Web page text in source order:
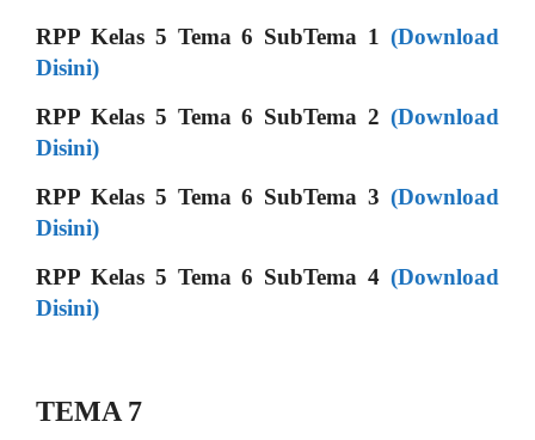
RPP Kelas 5 Tema 6 SubTema 1 (Download
Disini)
RPP Kelas 5 Tema 6 SubTema 2 (Download
Disini)
RPP Kelas 5 Tema 6 SubTema 3 (Download
Disini)
RPP Kelas 5 Tema 6 SubTema 4 (Download
Disini)
TEMA 7